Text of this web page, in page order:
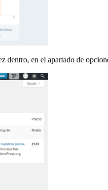
dentro, en el apartado de